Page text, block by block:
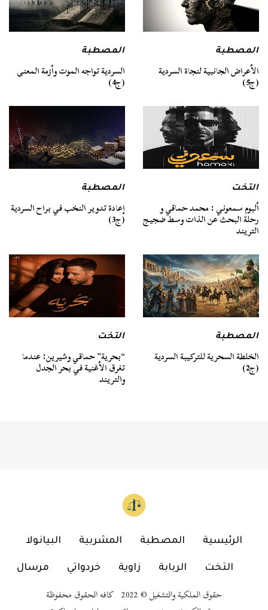
المصطبة
الأعراض الجانبية لنجاة السردية
(ج5)
المصطبة
السردية تواجه الموت وأزمة المعنى
(ج4)
التخت
ألبوم سمعوني : محمد حماقي و
رحلة البحث عن الذات وسط ضجيج
التريند
المصطبة
إعادة تدوير النخب في براح السردية
(ج3)
المصطبة
الخلطة السحرية للتركيبة السردية
(ج2)
التخت
“بحرية” حماقي وشيرين: عندما
تغرق الأغنية في بحر الجدل
والتريند
الرئيسية المصطبة المشربية البيانولا
التخت الربابة زاوية خردواتي مرسال
حقوق الملكية والتشغيل © 2022 كافه الحقوق محفوظة